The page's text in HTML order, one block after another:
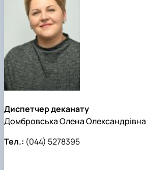
Диспетчер деканату
Домбровська Олена Олександрівна
Тел.: (044) 5278395